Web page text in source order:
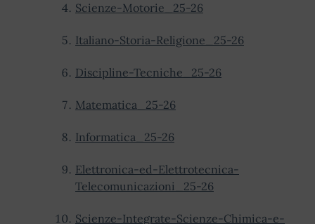
Scienze-Motorie_25-26
Italiano-Storia-Religione_25-26
Discipline-Tecniche_25-26
Matematica_25-26
Informatica_25-26
Elettronica-ed-Elettrotecnica-
Telecomunicazioni_25-26
Scienze-Integrate-Scienze-Chimica-e-